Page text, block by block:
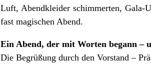
Luft, Abendkleider schimmerten, Gala-
fast magischen Abend.
Ein Abend, der mit Worten begann –
Die Begrüßung durch den Vorstand –